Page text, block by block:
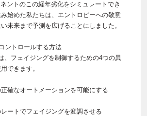
ントのこの経年劣化をシミュレートでき
始めた私たちは、エントロピーへの敬意
未来まで予測を広げることにしました。
ントロールする方法
、フェイジングを制御するための4つの異
できます。
正確なオートメーションを可能にする
レートでフェイジングを変調させる